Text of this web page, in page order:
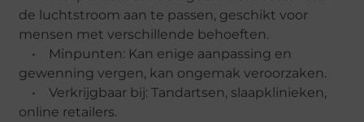
de luchtstroom aan te passen, geschikt voor
mensen met verschillende behoeften.
• Minpunten: Kan enige aanpassing en
gewenning vergen, kan ongemak veroorzaken.
• Verkrijgbaar bij: Tandartsen, slaapklinieken,
online retailers.